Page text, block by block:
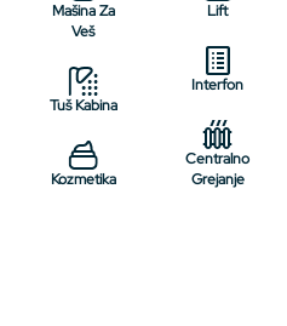
Mašina Za
Veš
Tuš Kabina
Kozmetika
Lift
Interfon
Centralno
Grejanje